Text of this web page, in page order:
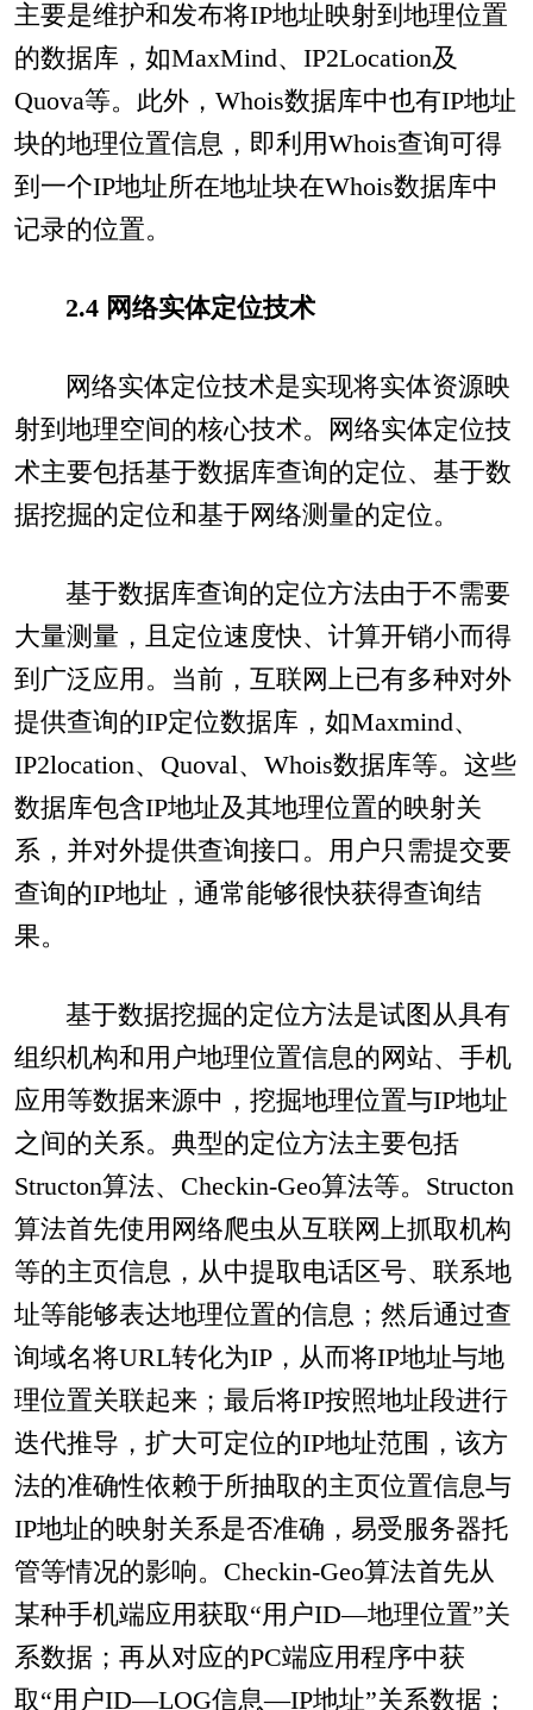
主要是维护和发布将IP地址映射到地理位置
的数据库，如MaxMind、IP2Location及
Quova等。此外，Whois数据库中也有IP地址
块的地理位置信息，即利用Whois查询可得
到一个IP地址所在地址块在Whois数据库中
记录的位置。
2.4 网络实体定位技术
网络实体定位技术是实现将实体资源映
射到地理空间的核心技术。网络实体定位技
术主要包括基于数据库查询的定位、基于数
据挖掘的定位和基于网络测量的定位。
基于数据库查询的定位方法由于不需要
大量测量，且定位速度快、计算开销小而得
到广泛应用。当前，互联网上已有多种对外
提供查询的IP定位数据库，如Maxmind、
IP2location、Quoval、Whois数据库等。这些
数据库包含IP地址及其地理位置的映射关
系，并对外提供查询接口。用户只需提交要
查询的IP地址，通常能够很快获得查询结
果。
基于数据挖掘的定位方法是试图从具有
组织机构和用户地理位置信息的网站、手机
应用等数据来源中，挖掘地理位置与IP地址
之间的关系。典型的定位方法主要包括
Structon算法、Checkin-Geo算法等。Structon
算法首先使用网络爬虫从互联网上抓取机构
等的主页信息，从中提取电话区号、联系地
址等能够表达地理位置的信息；然后通过查
询域名将URL转化为IP，从而将IP地址与地
理位置关联起来；最后将IP按照地址段进行
迭代推导，扩大可定位的IP地址范围，该方
法的准确性依赖于所抽取的主页位置信息与
IP地址的映射关系是否准确，易受服务器托
管等情况的影响。Checkin-Geo算法首先从
某种手机端应用获取“用户ID—地理位置”关
系数据；再从对应的PC端应用程序中获
取“用户ID—LOG信息—IP地址”关系数据；